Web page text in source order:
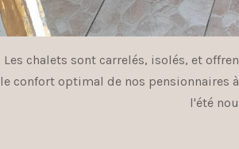
Les chalets sont carrelés, isolés, et
le confort optimal de nos pensionnaires
l'été